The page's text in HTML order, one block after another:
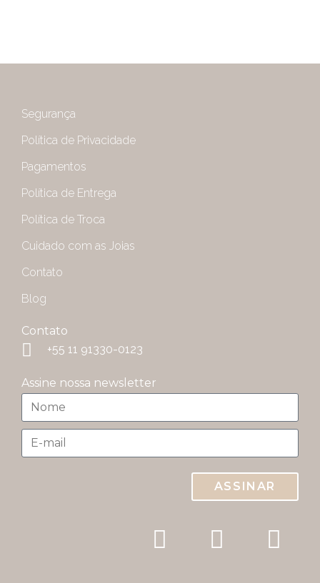
Segurança
Política de Privacidade
Pagamentos
Política de Entrega
Política de Troca
Cuidado com as Joias
Contato
Blog
Contato
+55 11 91330-0123
Assine nossa newsletter
ASSINAR